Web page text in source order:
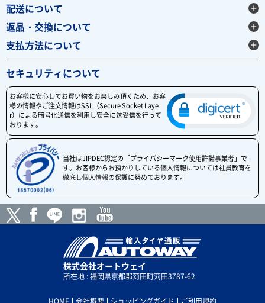
配送について
返品・交換について
支払方法について
セキュリティについて
お客様に安心してお買い物をお楽しみ頂くため、お客
様の情報やご注文情報はSSL（Secure Socket Laye
r）による暗号化通信を利用し安全に送受信を行って
おります。
当社はJIPDEC認定の「プライバシーマーク使用許諾事業者」で
す。お客様からお預かりしている個人情報については社員教育を
徹底し個人情報の保護に努めております。
株式会社オートウェイ
所在地 : 福岡県京都郡苅田町苅田3787-62